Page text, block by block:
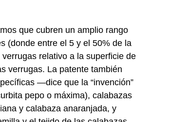
que cubren un amplio rango
(donde entre el 5 y el 50% de la
relativo a la superficie de
verrugas. La patente también
—dice que la “invención”
pepo o máxima), calabazas
y calabaza anaranjada, y